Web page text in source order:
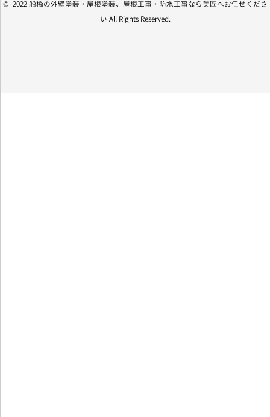
© 2022 船橋の外壁塗装・屋根塗装、屋根工事・防水工事なら美匠へお任せくださ
い All Rights Reserved.